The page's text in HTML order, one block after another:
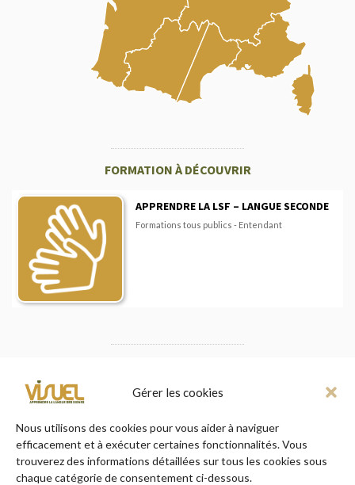
Gérer les cookies
Nous utilisons des cookies pour vous aider à naviguer
efficacement et à exécuter certaines fonctionnalités. Vous
trouverez des informations détaillées sur tous les cookies sous
chaque catégorie de consentement ci-dessous.
FORMATION À DÉCOUVRIR
APPRENDRE LA LSF – LANGUE SECONDE
Formations tous publics - Entendant
TROUVER VOTRE FORMATION
en quelques clics !